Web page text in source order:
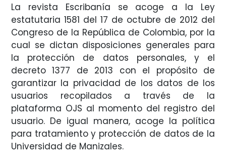
La revista Escribanía se acoge a la Ley
estatutaria 1581 del 17 de octubre de 2012 del
Congreso de la República de Colombia, por la
cual se dictan disposiciones generales para
la protección de datos personales, y el
decreto 1377 de 2013 con el propósito de
garantizar la privacidad de los datos de los
usuarios recopilados a través de la
plataforma OJS al momento del registro del
usuario. De igual manera, acoge la política
para tratamiento y protección de datos de la
Universidad de Manizales.